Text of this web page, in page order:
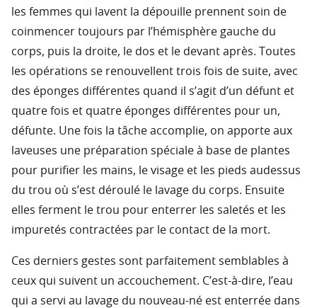
les femmes qui lavent la dépouille prennent soin de
coinmencer toujours par l’hémisphère gauche du
corps, puis la droite, le dos et le devant après. Toutes
les opérations se renouvellent trois fois de suite, avec
des éponges différentes quand il s’agit d’un défunt et
quatre fois et quatre éponges différentes pour un,
défunte. Une fois la tâche accomplie, on apporte aux
laveuses une préparation spéciale à base de plantes
pour purifier les mains, le visage et les pieds audessus
du trou où s’est déroulé le lavage du corps. Ensuite
elles ferment le trou pour enterrer les saletés et les
impuretés contractées par le contact de la mort.
Ces derniers gestes sont parfaitement semblables à
ceux qui suivent un accouchement. C’est-à-dire, l’eau
qui a servi au lavage du nouveau-né est enterrée dans